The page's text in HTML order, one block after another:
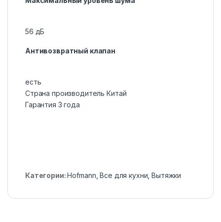
56 дБ
Антивозвратный клапан
есть
Страна производитель Китай
Гарантия 3 года
Категории:Hofmann ,Все для кухни ,Вытяжки